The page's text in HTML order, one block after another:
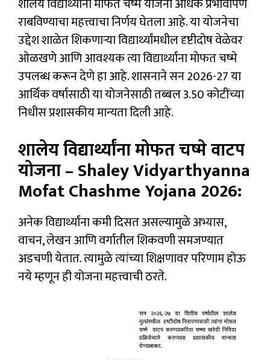
शालेय विद्यार्थ्यांना मोफत चष्मे योजना अधिक प्रभावीपणे
राबविण्याचा महत्त्वाचा निर्णय घेतला आहे. या योजनेचा
उद्देश शाळेत शिकणाऱ्या विद्यार्थ्यांमधील दृष्टीदोष वेळेवर
ओळखणे आणि आवश्यक त्या विद्यार्थ्यांना मोफत चष्मे
उपलब्ध करून देणे हा आहे. शासनाने सन 2026-27 या
आर्थिक वर्षासाठी या योजनेसाठी तब्बल ₹3.50 कोटींच्या
निधीस प्रशासकीय मान्यता दिली आहे.
शालेय विद्यार्थ्यांना मोफत चष्मे वाटप
योजना – Shaley Vidyarthyanna
Mofat Chashme Yojana 2026:
अनेक विद्यार्थ्यांना कमी दिसत असल्यामुळे अभ्यास,
वाचन, लेखन आणि वर्गातील शिकवणी समजण्यात
अडचणी येतात. त्यामुळे त्यांच्या शिक्षणावर परिणाम होऊ
नये म्हणून ही योजना महत्त्वाची ठरते.